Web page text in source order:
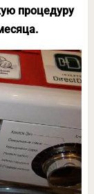
процедуру